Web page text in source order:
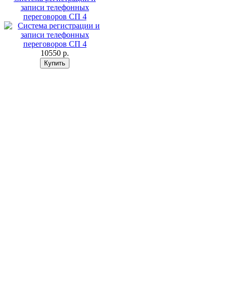
записи телефонных
переговоров СП 4
10550 p.